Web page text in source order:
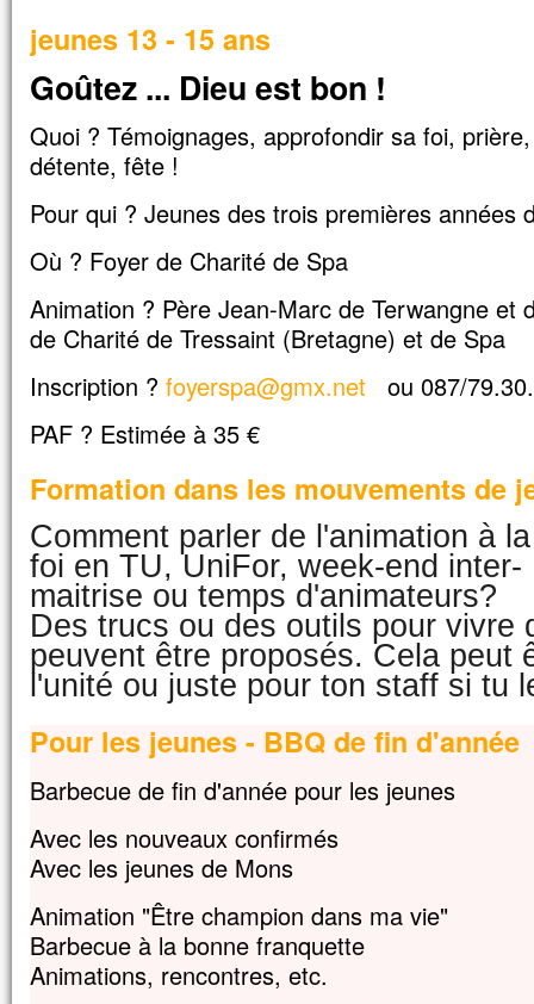
jeunes 13 - 15 ans
Goûtez ... Dieu est bon !
Quoi ? Témoignages, approfondir sa foi, prière,
détente, fête !
Pour qui ? Jeunes des trois premières années
Où ? Foyer de Charité de Spa
Animation ? Père Jean-Marc de Terwangne et
de Charité de Tressaint (Bretagne) et de Spa
Inscription ? foyerspa@gmx.net
ou 087/
PAF ? Estimée à 35 €
Formation dans les mouvements de
Comment parler de l'animation à la
foi en TU, UniFor, week-end inter-
maitrise ou temps d'animateurs?
Des trucs ou des outils pour vivre
peuvent être proposés. Cela peut
l'unité ou juste pour ton staff si tu
Pour les jeunes - BBQ de fin d'année
Barbecue de fin d'année pour les jeunes
Avec les nouveaux confirmés
Avec les jeunes de Mons
Animation "Être champion dans ma vie"
Barbecue à la bonne franquette
Animations, rencontres, etc.